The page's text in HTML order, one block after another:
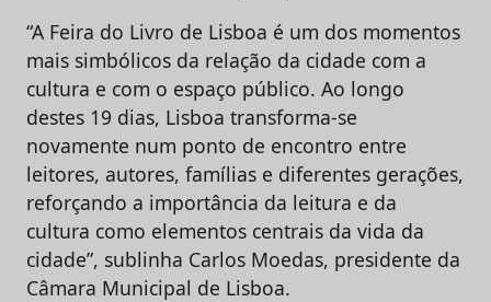
“A Feira do Livro de Lisboa é um dos momentos
mais simbólicos da relação da cidade com a
cultura e com o espaço público. Ao longo
destes 19 dias, Lisboa transforma-se
novamente num ponto de encontro entre
leitores, autores, famílias e diferentes gerações,
reforçando a importância da leitura e da
cultura como elementos centrais da vida da
cidade”, sublinha Carlos Moedas, presidente da
Câmara Municipal de Lisboa.